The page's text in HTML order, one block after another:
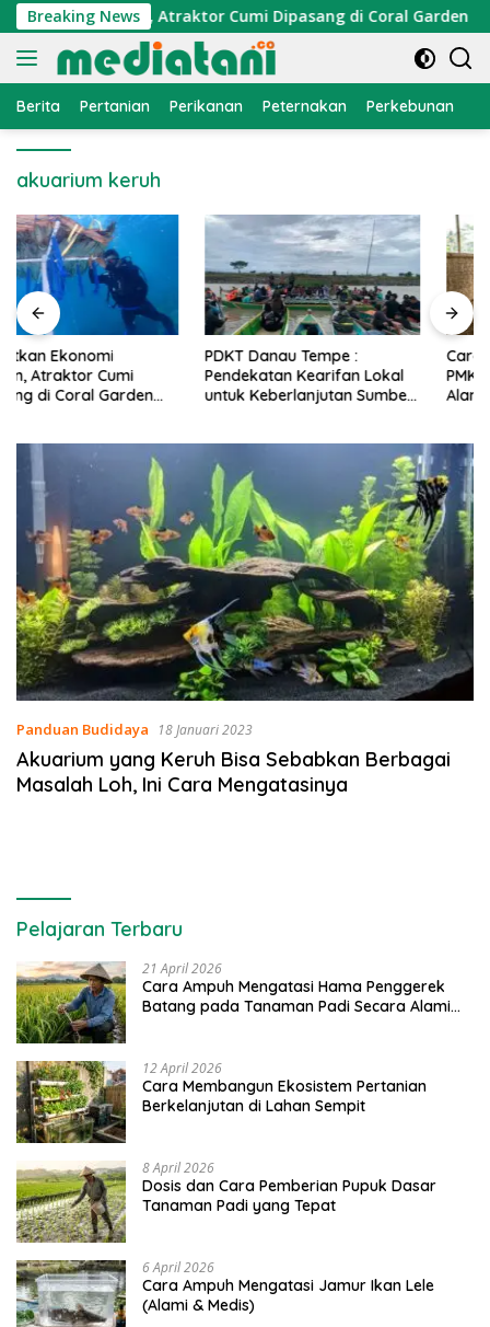
Langsung
ke
konten
Breaking News
Nelayan, Atraktor Cumi Dipasang di Coral Garden
Berita Pertanian Perikanan Peternakan Perkebunan
akuarium keruh
PDKT Danau Tempe :
Pendekatan Kearifan Lokal
untuk Keberlanjutan Sumber
Cara Mengatasi Penyakit
PMK pada Sapi Perah Secara
Alami dan Medis
Panduan Budidaya 18 Januari 2023
Akuarium yang Keruh Bisa Sebabkan Berbagai
Masalah Loh, Ini Cara Mengatasinya
Pelajaran Terbaru
21 April 2026
Cara Ampuh Mengatasi Hama Penggerek
Batang pada Tanaman Padi Secara Alami
12 April 2026
Cara Membangun Ekosistem Pertanian
Berkelanjutan di Lahan Sempit
8 April 2026
Dosis dan Cara Pemberian Pupuk Dasar
Tanaman Padi yang Tepat
6 April 2026
Cara Ampuh Mengatasi Jamur Ikan Lele
(Alami & Medis)